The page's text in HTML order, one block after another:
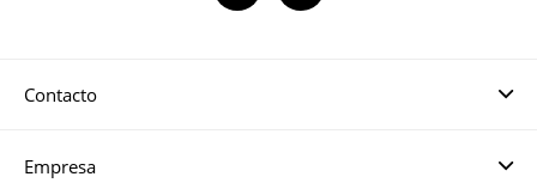
Contacto
Empresa